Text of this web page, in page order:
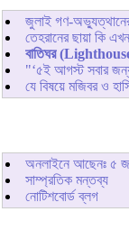
জুলাই গণ-অভ্যুত্থানের
তেহরানের ছায়া কি
বাতিঘর
"‘৫ই আগস্ট সবার
যে বিষয়ে মজিবর ও
অনলাইনে আছেনঃ ৫
সাম্প্রতিক মন্তব্য
নোটিশবোর্ড ব্লগ